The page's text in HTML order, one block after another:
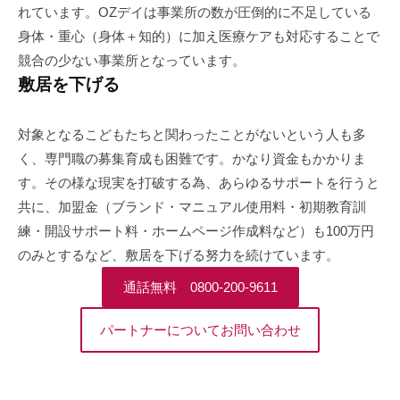
れています。OZデイは事業所の数が圧倒的に不足している
身体・重心（身体＋知的）に加え医療ケアも対応することで
競合の少ない事業所となっています。
敷居を下げる
対象となるこどもたちと関わったことがないという人も多
く、専門職の募集育成も困難です。かなり資金もかかりま
す。その様な現実を打破する為、あらゆるサポートを行うと
共に、加盟金（ブランド・マニュアル使用料・初期教育訓
練・開設サポート料・ホームページ作成料など）も100万円
のみとするなど、敷居を下げる努力を続けています。
通話無料 0800-200-9611
パートナーについてお問い合わせ